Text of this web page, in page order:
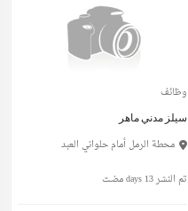
وظائف
سيلز مدني ماهر
محطة الرمل أمام حلواني العبد
تم النشر 13 days مضت